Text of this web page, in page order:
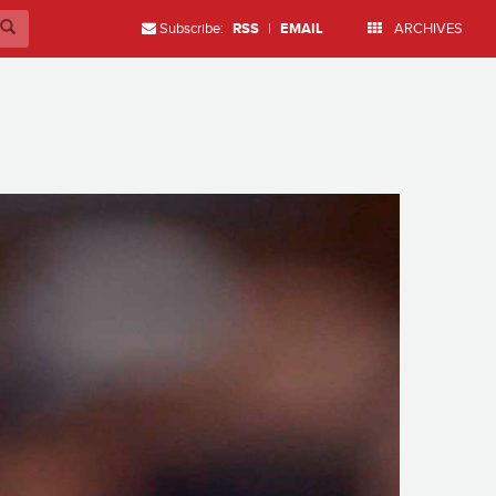
Subscribe: RSS | EMAIL ARCHIVES